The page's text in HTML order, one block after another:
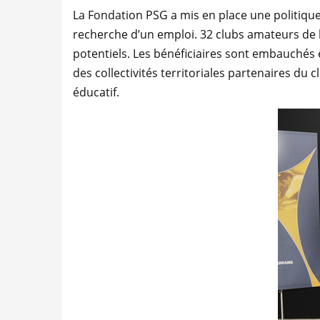
La Fondation PSG a mis en place une
recherche d’un emploi. 32 clubs amateurs
potentiels. Les bénéficiaires sont
des collectivités territoriales partenaires du
éducatif.